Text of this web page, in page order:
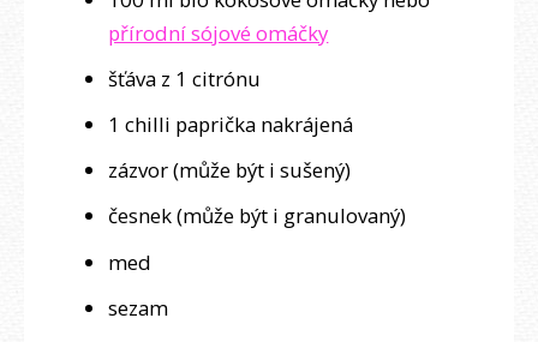
přírodní sójové omáčky
šťáva z 1 citrónu
1 chilli paprička nakrájená
zázvor (může být i sušený)
česnek (může být i granulovaný)
med
sezam